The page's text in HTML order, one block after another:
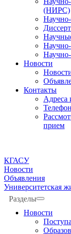
(НИРС)
Новости
Контакты
Адреса
прием
КГАСУ
Новости
Объявления
Университетская
Разделы
Новости